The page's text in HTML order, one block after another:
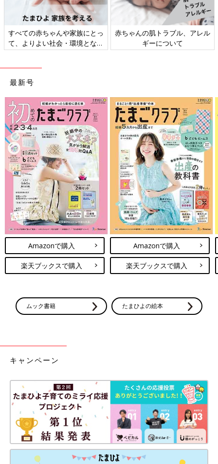
すべての赤ちゃんや家族にとっ
て、よりよい社会・環境となる
赤ちゃんの肌トラブル、アレル
ギーについて
最新号
Amazonで購入
楽天ブックスで購入
Amazonで購入
楽天ブックスで購入
ムック書籍 たまひよの絵本
キャンペーン